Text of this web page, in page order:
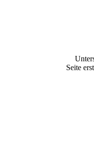
Seite